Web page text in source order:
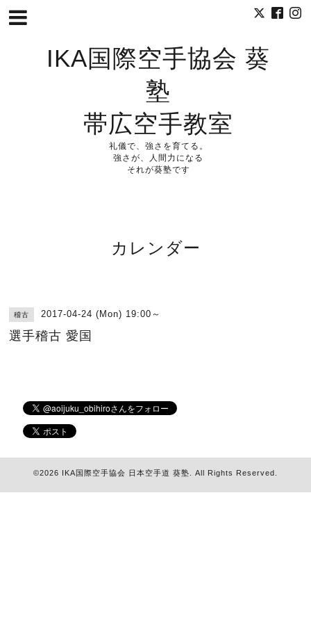
IKA国際空手協会 葵
塾
帯広空手教室
礼儀で、強さを育てる。
強さが、人間力になる
それが葵塾です
カレンダー
稽古 2017-04-24 (Mon) 19:00～
選手稽古 愛国
©2026 IKA国際空手協会 日本空手道 葵塾 . All Rights Reserved.